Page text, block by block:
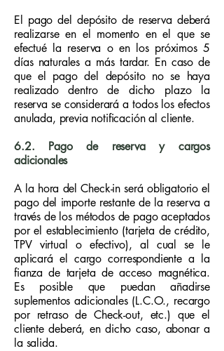
El pago del depósito de reserva deberá
realizarse en el momento en el que se
efectué la reserva o en los próximos 5
días naturales a más tardar. En caso de
que el pago del depósito no se haya
realizado dentro de dicho plazo la
reserva se considerará a todos los efectos
anulada, previa notificación al cliente.
6.2. Pago de reserva y cargos
adicionales
A la hora del Check-in será obligatorio el
pago del importe restante de la reserva a
través de los métodos de pago aceptados
por el establecimiento (tarjeta de crédito,
TPV virtual o efectivo), al cual se le
aplicará el cargo correspondiente a la
fianza de tarjeta de acceso magnética.
Es posible que puedan añadirse
suplementos adicionales (L.C.O., recargo
por retraso de Check-out, etc.) que el
cliente deberá, en dicho caso, abonar a
la salida.